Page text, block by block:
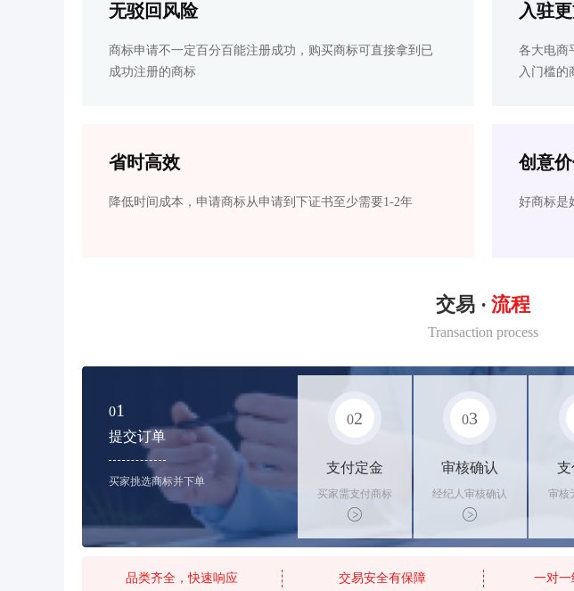
无驳回风险
商标申请不一定百分百能注册成功，购买商标可直接拿到已
成功注册的商标
入驻
各大电商
入门槛的
省时高效
降低时间成本，申请商标从申请到下证书至少需要1-2年
创意
好商标是
交易 · 流程
Transaction process
01
提交订单
买家挑选商标并下单
02
支付定金
买家需支付商标
标价的10%的购
买订金
03
审核确认
经纪人审核确认
商标状态
支
审核
支
办
品类齐全，快速响应 交易安全有保障 一对一